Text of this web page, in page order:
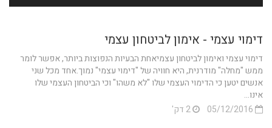
דימוי עצמי - אימון לביטחון עצמי
דימוי עצמי ואימון לביטחון עצמיאחת הבעיות הנפוצות ביותר, אפשר לומר
ממש "מחלה" מודרנית, היא חוויה של "דימוי עצמי" נמוך.אחד מכל שני
אנשים יטען כי הדימוי העצמי שלו "לא משהו" וכי הביטחון העצמי שלו
אינו...